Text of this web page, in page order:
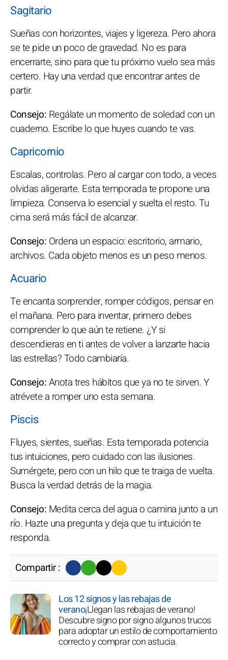
Sagitario
Sueñas con horizontes, viajes y ligereza. Pero ahora
se te pide un poco de gravedad. No es para
encerrarte, sino para que tu próximo vuelo sea más
certero. Hay una verdad que encontrar antes de
partir.
Consejo: Regálate un momento de soledad con un
cuaderno. Escribe lo que huyes cuando te vas.
Capricornio
Escalas, controlas. Pero al cargar con todo, a veces
olvidas aligerarte. Esta temporada te propone una
limpieza. Conserva lo esencial y suelta el resto. Tu
cima será más fácil de alcanzar.
Consejo: Ordena un espacio: escritorio, armario,
archivos. Cada objeto menos es un peso menos.
Acuario
Te encanta sorprender, romper códigos, pensar en
el mañana. Pero para inventar, primero debes
comprender lo que aún te retiene. ¿Y si
descendieras en ti antes de volver a lanzarte hacia
las estrellas? Todo cambiaría.
Consejo:Anota tres hábitos que ya no te sirven. Y
atrévete a romper uno esta semana.
Piscis
Fluyes, sientes, sueñas. Esta temporada potencia
tus intuiciones, pero cuidado con las ilusiones.
Sumérgete, pero con un hilo que te traiga de vuelta.
Busca la verdad detrás de la magia.
Consejo: Medita cerca del agua o camina junto a un
río. Hazte una pregunta y deja que tu intuición te
responda.
Compartir :
Los 12 signos y las rebajas de
verano¡Llegan las rebajas de verano!
Descubre signo por signo algunos trucos
para adoptar un estilo de comportamiento
correcto y comprar con astucia.